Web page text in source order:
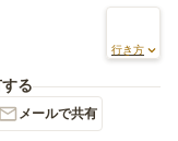
行き方
る
メールで共有